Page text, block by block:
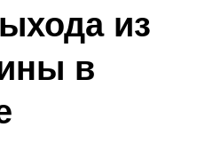
из
в